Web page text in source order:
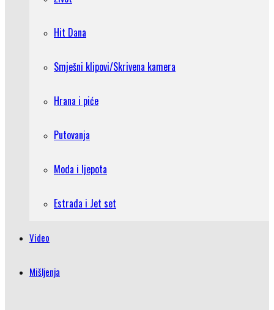
Hit Dana
Smješni klipovi/Skrivena kamera
Hrana i piće
Putovanja
Moda i ljepota
Estrada i Jet set
Video
Mišljenja